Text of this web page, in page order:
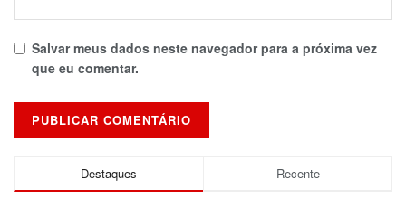
Salvar meus dados neste navegador para a próxima vez
que eu comentar.
Destaques Recente